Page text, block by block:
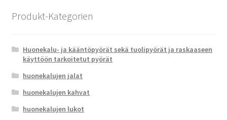
Produkt-Kategorien
Huonekalu- ja kääntöpyörät sekä tuolipyörät ja raskaaseen
käyttöön tarkoitetut pyörät
huonekalujen jalat
huonekalujen kahvat
huonekalujen lukot